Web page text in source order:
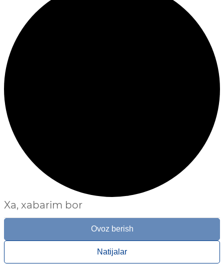
Xa, xabarim bor
Ovoz berish
Natijalar